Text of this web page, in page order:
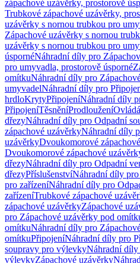
zápachové uzávěrky, prostorově
Trubkové zápachové uzávěrky,
uzávěrky s nornou trubkou pro
Zápachové uzávěrky s nornou
uzávěrky s nornou trubkou pro
úspornéNáhradní díly pro
pro umyvadla, prostorově úsporné
omítkuNáhradní díly pro
umyvadelNáhradní díly pro
hrdloKrytyPřipojeníNáhradní díly
PřipojeníTěsněníProdloužení
dřezyNáhradní díly pro Odpadní
zápachové uzávěrkyNáhradní díly
uzávěrkyDvoukomorové
Dvoukomorové zápachové
dřezyNáhradní díly pro Odpadní
dřezyPříslušenstvíNáhradní díly
pro zařízeníNáhradní díly pro
zařízeníTrubkové zápachové
zápachové uzávěrkyZápachové
pro Zápachové uzávěrky pod
omítkuNáhradní díly pro
omítkuPřipojeníNáhradní díly pro
soupravy pro výlevkyNáhradní díly
výlevkyZápachové uzávěrky